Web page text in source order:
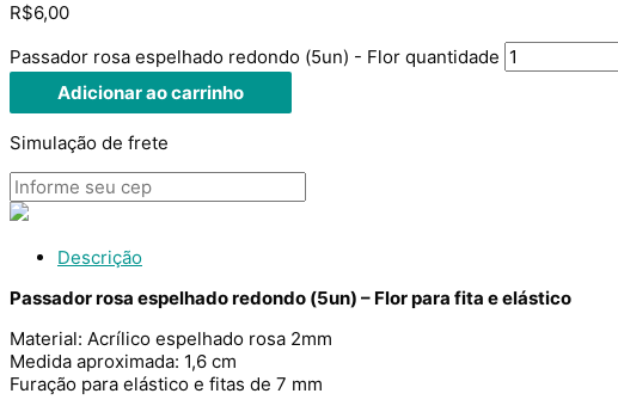
R$6,00
Passador rosa espelhado redondo (5un) - Flor quantidade
Adicionar ao carrinho
Simulação de frete
Descrição
Passador rosa espelhado redondo (5un) – Flor para fita e elástico
Material: Acrílico espelhado rosa 2mm
Medida aproximada: 1,6 cm
Furação para elástico e fitas de 7 mm